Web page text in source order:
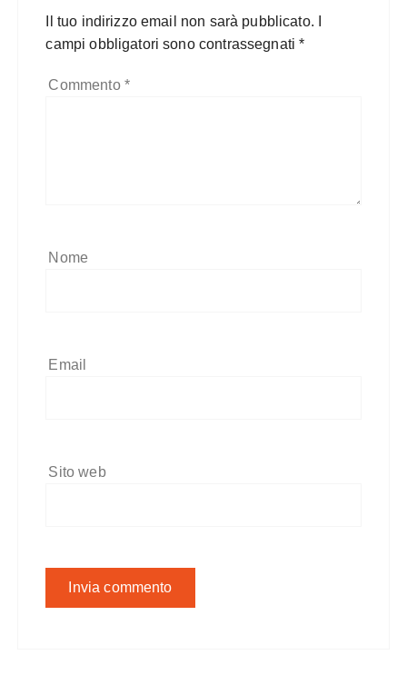
Il tuo indirizzo email non sarà pubblicato.
campi obbligatori sono contrassegnati*
Commento *
Nome
Email
Sito web